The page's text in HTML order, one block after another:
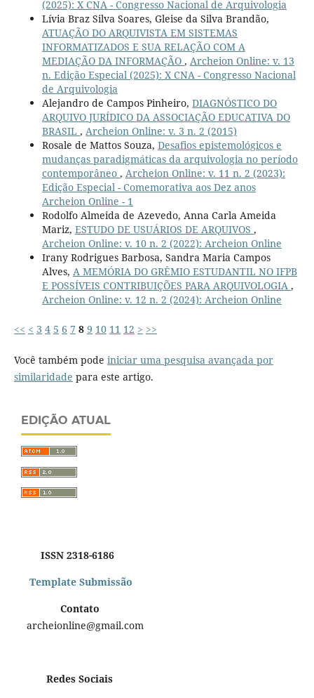
(2025): X CNA - Congresso Nacional de Arquivologia
Lívia Braz Silva Soares, Gleise da Silva Brandão,
ATUAÇÃO DO ARQUIVISTA EM SISTEMAS
INFORMATIZADOS E SUA RELAÇÃO COM A
MEDIAÇÃO DA INFORMAÇÃO , Archeion Online: v. 13
n. Edição Especial (2025): X CNA - Congresso Nacional
de Arquivologia
Alejandro de Campos Pinheiro, DIAGNÓSTICO DO
ARQUIVO JURÍDICO DA ASSOCIAÇÃO EDUCATIVA DO
BRASIL , Archeion Online: v. 3 n. 2 (2015)
Rosale de Mattos Souza, Desafios epistemológicos e
mudanças paradigmáticas da arquivologia no período
contemporâneo , Archeion Online: v. 11 n. 2 (2023):
Edição Especial - Comemorativa aos Dez anos
Archeion Online - 1
Rodolfo Almeida de Azevedo, Anna Carla Ameida
Mariz, ESTUDO DE USUÁRIOS DE ARQUIVOS ,
Archeion Online: v. 10 n. 2 (2022): Archeion Online
Irany Rodrigues Barbosa, Sandra Maria Campos
Alves, A MEMÓRIA DO GRÊMIO ESTUDANTIL NO IFPB
E POSSÍVEIS CONTRIBUIÇÕES PARA ARQUIVOLOGIA ,
Archeion Online: v. 12 n. 2 (2024): Archeion Online
<< < 3 4 5 6 7 8 9 10 11 12 > >>
Você também pode iniciar uma pesquisa avançada por
similaridade para este artigo.
EDIÇÃO ATUAL
ISSN 2318-6186
Template Submissão
Contato
archeionline@gmail.com
Redes Sociais